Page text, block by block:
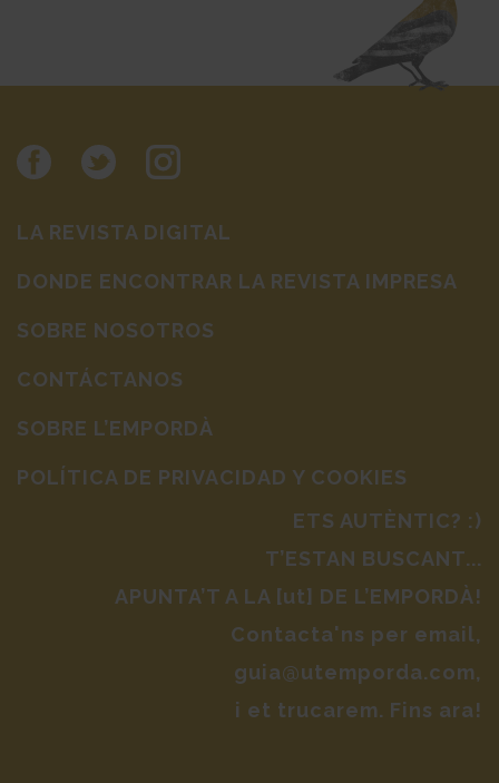
LA REVISTA DIGITAL
DONDE ENCONTRAR LA REVISTA IMPRESA
SOBRE NOSOTROS
CONTÁCTANOS
SOBRE L’EMPORDÀ
POLÍTICA DE PRIVACIDAD Y COOKIES
ETS AUTÈNTIC? :)
T’ESTAN BUSCANT...
APUNTA’T A LA [ut] DE L’EMPORDÀ!
Contacta'ns per email,
guia@utemporda.com,
i et trucarem. Fins ara!